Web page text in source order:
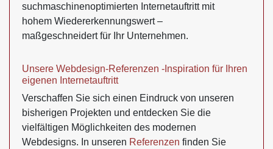
suchmaschinenoptimierten Internetauftritt mit
hohem Wiedererkennungswert –
maßgeschneidert für Ihr Unternehmen.
Unsere Webdesign-Referenzen -Inspiration für Ihren
eigenen Internetauftritt
Verschaffen Sie sich einen Eindruck von unseren
bisherigen Projekten und entdecken Sie die
vielfältigen Möglichkeiten des modernen
Webdesigns. In unseren Referenzen finden Sie